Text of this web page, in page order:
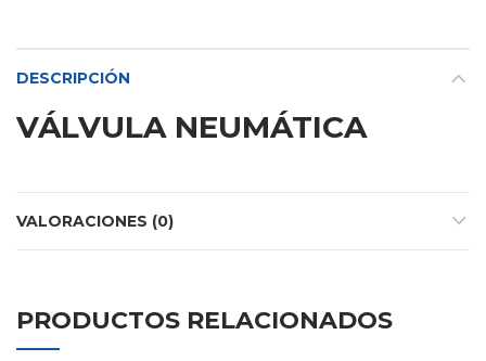
DESCRIPCIÓN
VÁLVULA NEUMÁTICA
VALORACIONES (0)
PRODUCTOS RELACIONADOS